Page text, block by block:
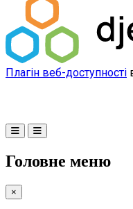
Плагін веб-доступності
Головне меню
×